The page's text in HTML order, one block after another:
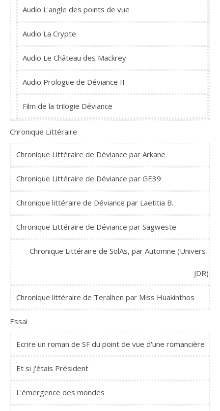
Audio L'angle des points de vue
Audio La Crypte
Audio Le Château des Mackrey
Audio Prologue de Déviance II
Film de la trilogie Déviance
Chronique Littéraire
Chronique Littéraire de Déviance par Arkane
Chronique Littéraire de Déviance par GE39
Chronique littéraire de Déviance par Laetitia B.
Chronique Littéraire de Déviance par Sagweste
Chronique Littéraire de SolAs, par Automne (Univers-
JDR)
Chronique littéraire de Teralhen par Miss Huakinthos
Essai
Ecrire un roman de SF du point de vue d'une romancière
Et si j'étais Président
L'émergence des mondes